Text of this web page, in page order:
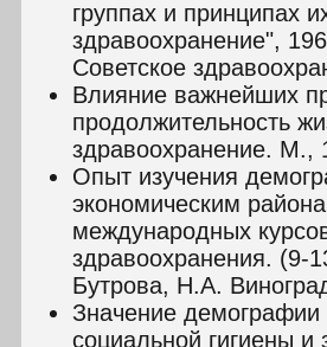
группах и принципах
здравоохранение",
Советское
Влияние важнейших
продолжительность
здравоохранение.
Опыт изучения
экономическим
международных
здравоохранения. (9-
Бутрова, Н.А.
Значение демографии
социальной гигиены и